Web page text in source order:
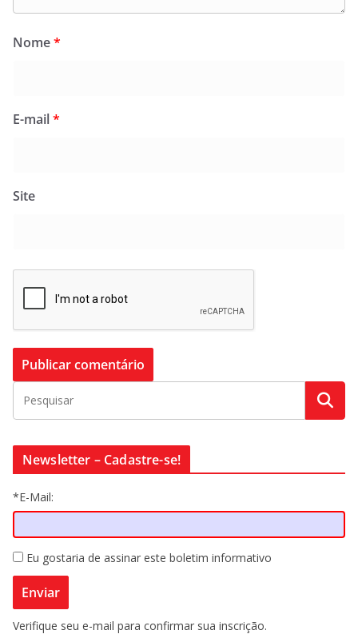
Nome*
E-mail*
Site
Newsletter – Cadastre-se!
*E-Mail:
Eu gostaria de assinar este boletim informativo
Verifique seu e-mail para confirmar sua inscrição.